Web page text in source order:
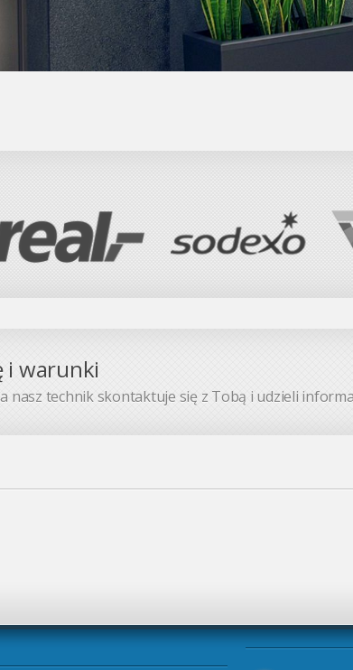
i warunki
nasz technik skontaktuje się z Tobą i udzieli